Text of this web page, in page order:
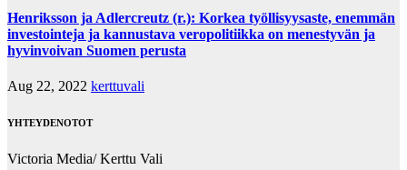
Henriksson ja Adlercreutz (r.): Korkea työllisyysaste, enemmän
investointeja ja kannustava veropolitiikka on menestyvän ja
hyvinvoivan Suomen perusta
Aug 22, 2022 kerttuvali
YHTEYDENOTOT
Victoria Media/ Kerttu Vali